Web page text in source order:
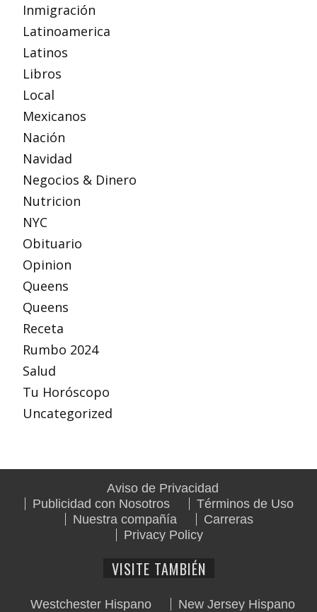
Inmigración
Latinoamerica
Latinos
Libros
Local
Mexicanos
Nación
Navidad
Negocios & Dinero
Nutricion
NYC
Obituario
Opinion
Queens
Queens
Receta
Rumbo 2024
Salud
Tu Horóscopo
Uncategorized
Aviso de Privacidad
Publicidad con Nosotros
Términos de Uso
Nuestra compañía
Carreras
Privacy Policy
VISITE TAMBIÉN
Westchester Hispano
New Jersey Hispano